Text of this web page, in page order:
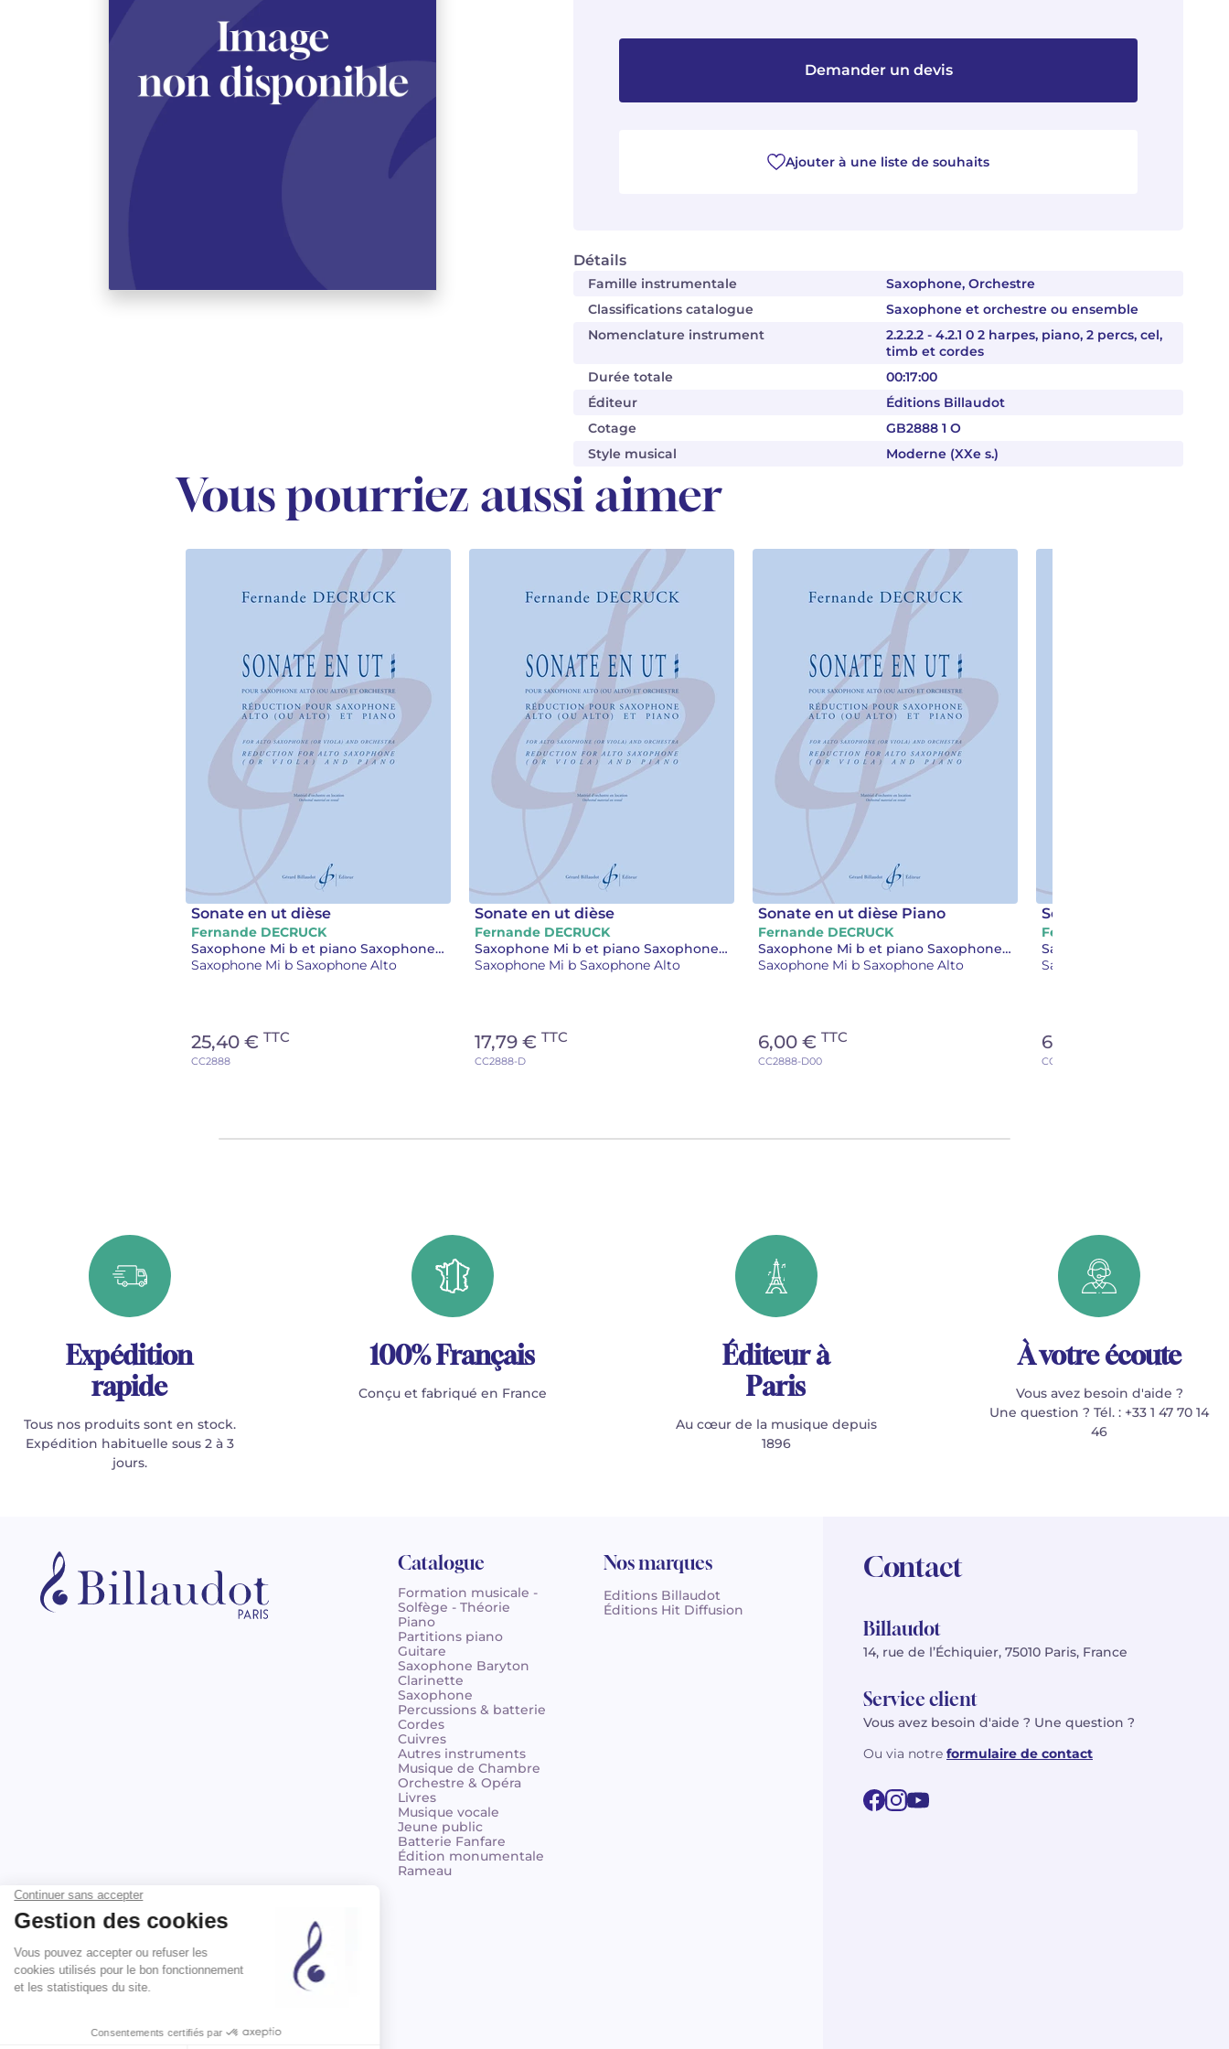
Détails
Famille instrumentale
Saxophone, Orchestre
Classifications catalogue
Saxophone et orchestre ou ensemble
Nomenclature instrument
2.2.2.2 - 4.2.1 0 2 harpes, piano, 2 percs, cel,
timb et cordes
Durée totale
00:17:00
Éditeur
Éditions Billaudot
Cotage
GB2888 1 O
Style musical
Moderne (XXe s.)
Demander un devis
Ajouter à une liste de souhaits
Vous pourriez aussi aimer
Sonate en ut dièse
Fernande DECRUCK
Saxophone Mi b et piano Saxophone et piano ou orgue Alto et piano
Saxophone Mi b Saxophone Alto
25,40 € TTC
CC2888
Sonate en ut dièse
Fernande DECRUCK
Saxophone Mi b et piano Saxophone et piano ou orgue Alto et piano
Saxophone Mi b Saxophone Alto
17,79 € TTC
CC2888-D
Sonate en ut dièse Piano
Fernande DECRUCK
Saxophone Mi b et piano Saxophone et piano ou orgue Alto et piano
Saxophone Mi b Saxophone Alto
6,00 € TTC
CC2888-D00
Sonate en ut dièse
Fernande DECRUCK
Saxophone Mi b Saxophone
6,00 €
CC2888-D01
Expédition
rapide
Tous nos produits sont en stock.
Expédition habituelle sous 2 à 3
jours.
100% Français
Conçu et fabriqué en France
Éditeur à
Paris
Au cœur de la musique depuis
1896
À votre écoute
Vous avez besoin d'aide ?
Une question ? Tél. : +33 1 47 70 14
46
Catalogue
Formation musicale -
Solfège - Théorie
Piano
Partitions piano
Guitare
Saxophone Baryton
Clarinette
Saxophone
Percussions & batterie
Cordes
Cuivres
Autres instruments
Musique de Chambre
Orchestre & Opéra
Livres
Musique vocale
Jeune public
Batterie Fanfare
Édition monumentale
Rameau
Nos marques
Editions Billaudot
Éditions Hit Diffusion
Contact
Billaudot
14, rue de l’Échiquier, 75010 Paris, France
Service client
Vous avez besoin d'aide ? Une question ?
Ou via notre formulaire de contact